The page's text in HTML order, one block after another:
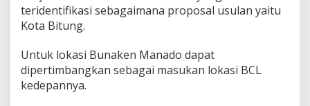
teridentifikasi sebagaimana proposal usulan yaitu
Kota Bitung.
Untuk lokasi Bunaken Manado dapat
dipertimbangkan sebagai masukan lokasi BCL
kedepannya.